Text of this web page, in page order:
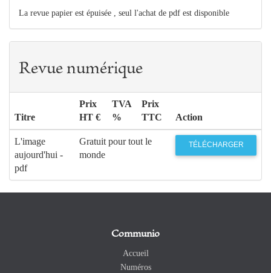
La revue papier est épuisée , seul l'achat de pdf est disponible
Revue numérique
Titre
Prix
HT €
TVA
%
Prix
TTC
Action
L'image
aujourd'hui -
pdf
Gratuit pour tout le
monde
TÉLÉCHARGER
Communio
Accueil
Numéros